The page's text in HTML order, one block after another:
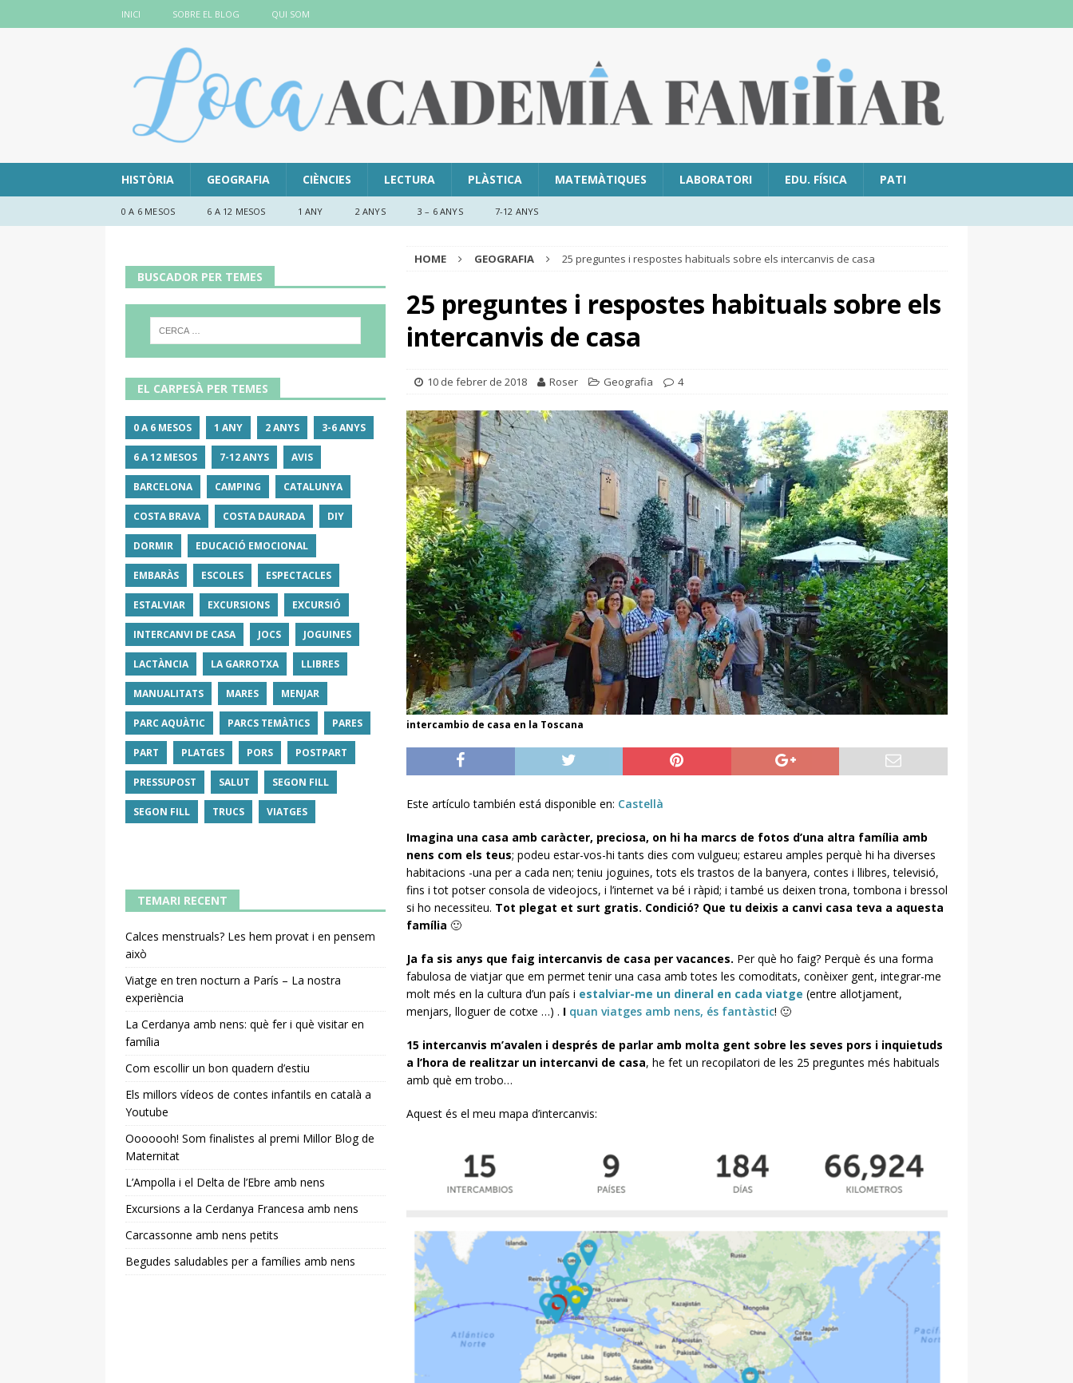
INICI SOBRE EL BLOG QUI SOM
HISTÒRIA GEOGRAFIA CIÈNCIES LECTURA PLÀSTICA MATEMÀTIQUES LABORATORI EDU. FÍSICA PATI
0 A 6 MESOS 6 A 12 MESOS 1 ANY 2 ANYS 3 – 6 ANYS 7-12 ANYS
HOME GEOGRAFIA 25 preguntes i respostes habituals sobre els intercanvis de casa
25 preguntes i respostes habituals sobre els
intercanvis de casa
10 de febrer de 2018 Roser Geografia 4
intercambio de casa en la Toscana
Este artículo también está disponible en: Castellà
Imagina una casa amb caràcter, preciosa, on hi ha marcs de fotos d’una altra família amb
nens com els teus; podeu estar-vos-hi tants dies com vulgueu; estareu amples perquè hi ha diverses
habitacions -una per a cada nen; teniu joguines, tots els trastos de la banyera, contes i llibres, televisió,
fins i tot potser consola de videojocs, i l’internet va bé i ràpid; i també us deixen trona, tombona i bressol
si ho necessiteu. Tot plegat et surt gratis. Condició? Que tu deixis a canvi casa teva a aquesta
família 🙂
Ja fa sis anys que faig intercanvis de casa per vacances. Per què ho faig? Perquè és una forma
fabulosa de viatjar que em permet tenir una casa amb totes les comoditats, conèixer gent, integrar-me
molt més en la cultura d’un país i estalviar-me un dineral en cada viatge (entre allotjament,
menjars, lloguer de cotxe …) . I quan viatges amb nens, és fantàstic! 🙂
15 intercanvis m’avalen i després de parlar amb molta gent sobre les seves pors i inquietuds
a l’hora de realitzar un intercanvi de casa, he fet un recopilatori de les 25 preguntes més habituals
amb què em trobo…
Aquest és el meu mapa d’intercanvis:
BUSCADOR PER TEMES
EL CARPESÀ PER TEMES
0 A 6 MESOS 1 ANY 2 ANYS 3-6 ANYS
6 A 12 MESOS 7-12 ANYS AVIS
BARCELONA CAMPING CATALUNYA
COSTA BRAVA COSTA DAURADA DIY
DORMIR EDUCACIÓ EMOCIONAL
EMBARÀS ESCOLES ESPECTACLES
ESTALVIAR EXCURSIONS EXCURSIÓ
INTERCANVI DE CASA JOCS JOGUINES
LACTÀNCIA LA GARROTXA LLIBRES
MANUALITATS MARES MENJAR
PARC AQUÀTIC PARCS TEMÀTICS PARES
PART PLATGES PORS POSTPART
PRESSUPOST SALUT SEGON FILL
SEGON FILL TRUCS VIATGES
TEMARI RECENT
Calces menstruals? Les hem provat i en pensem
això
Viatge en tren nocturn a París – La nostra
experiència
La Cerdanya amb nens: què fer i què visitar en
família
Com escollir un bon quadern d’estiu
Els millors vídeos de contes infantils en català a
Youtube
Ooooooh! Som finalistes al premi Millor Blog de
Maternitat
L’Ampolla i el Delta de l’Ebre amb nens
Excursions a la Cerdanya Francesa amb nens
Carcassonne amb nens petits
Begudes saludables per a famílies amb nens